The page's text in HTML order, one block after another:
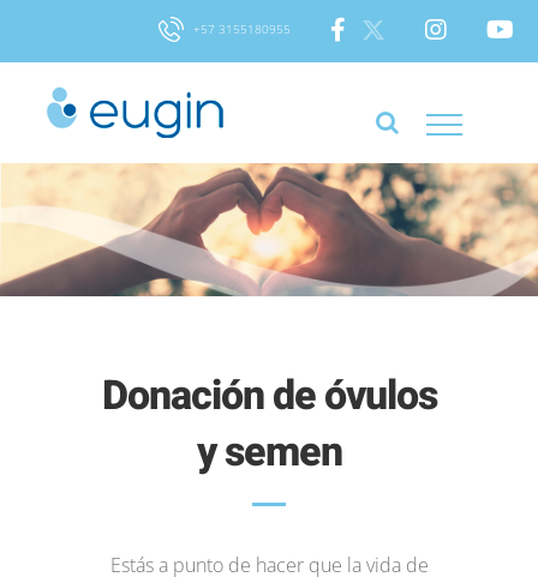
+57 3155180955
Donación de óvulos
y semen
Estás a punto de hacer que la vida de